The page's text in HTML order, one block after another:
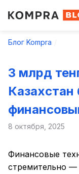
Блог Kompra
3 млрд
Казахстан
8 октября, 2025
Финансовые
стремительно —